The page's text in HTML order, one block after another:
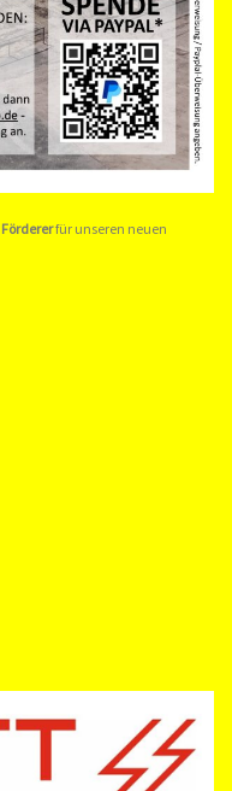
Fördererfür unseren neuen